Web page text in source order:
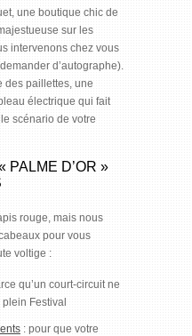
une boutique chic de
sur les
intervenons chez vous
d’autographe).
des paillettes, une
électrique qui fait
scénario de votre
PALME D’OR »
rouge, mais nous
pour vous
voltige :
qu’un court-circuit ne
Festival
: pour que votre